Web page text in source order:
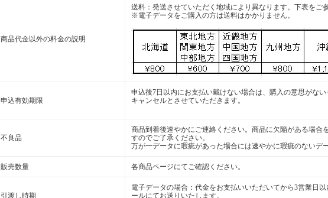
商品代金以外の料金の説明
送料：発送させていただく地域により異なります。下表をご
※電子データをご購入の方は送料はかかりません。
申込有効期限
申込後7日以内にお支払い戴けない場合は、購入の意思がな
キャンセルとさせていただきます。
不良品
商品到着後速やかにご連絡ください。商品に欠陥がある場合
すのでご了承ください。
万が一データに瑕疵があった場合には速やかに瑕疵のないデ
販売数量 各商品ページにてご確認ください。
引渡し時期
電子データの場合：代金をお支払いいただいてから3営業日
ールにてお送りいたします。